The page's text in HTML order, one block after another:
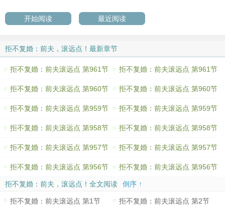
开始阅读 最近阅读
拒不复婚：前夫，滚远点！最新章节
拒不复婚：前夫滚远点 第961节 拒不复婚：前夫滚远点 第961节
拒不复婚：前夫滚远点 第960节 拒不复婚：前夫滚远点 第960节
拒不复婚：前夫滚远点 第959节 拒不复婚：前夫滚远点 第959节
拒不复婚：前夫滚远点 第958节 拒不复婚：前夫滚远点 第958节
拒不复婚：前夫滚远点 第957节 拒不复婚：前夫滚远点 第957节
拒不复婚：前夫滚远点 第956节 拒不复婚：前夫滚远点 第956节
拒不复婚：前夫，滚远点！全文阅读 倒序 ↑
拒不复婚：前夫滚远点 第1节 拒不复婚：前夫滚远点 第2节